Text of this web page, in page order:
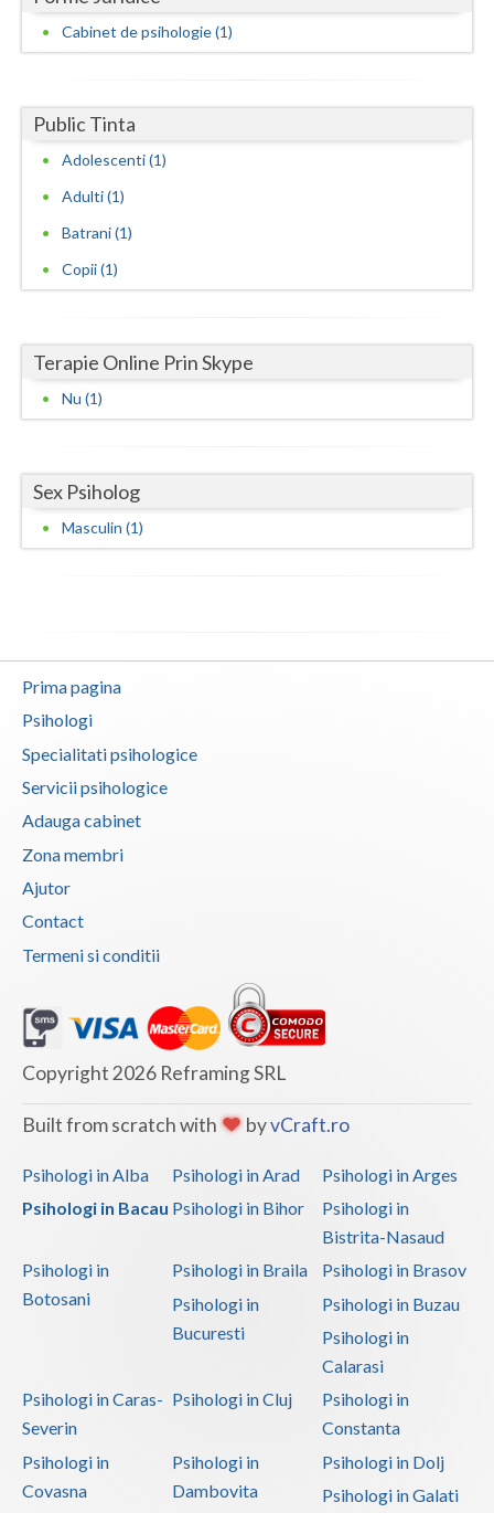
Mures
Olt
Prahova
Salaj
Satu-Mare
Sibiu
Teleorman
Timis
Valcea
Vaslui
Cabinet de psihologie (1)
Public Tinta
Adolescenti (1)
Adulti (1)
Batrani (1)
Copii (1)
Terapie Online Prin Skype
Nu (1)
Sex Psiholog
Masculin (1)
Prima pagina
Psihologi
Specialitati psihologice
Servicii psihologice
Adauga cabinet
Zona membri
Ajutor
Contact
Termeni si conditii
Copyright 2026 Reframing SRL
Built from scratch with byvCraft.ro
Psihologi in Alba Psihologi in Arad
Psihologi in Arges
Psihologi in Bacau Psihologi in Bihor
Psihologi in
Bistrita-Nasaud
Psihologi in
Botosani
Psihologi in Braila
Psihologi in Brasov
Psihologi in
Bucuresti
Psihologi in Buzau
Psihologi in
Calarasi
Psihologi in Caras-
Severin
Psihologi in Cluj
Psihologi in
Constanta
Psihologi in
Covasna
Psihologi in
Dambovita
Psihologi in Dolj
Psihologi in Galati